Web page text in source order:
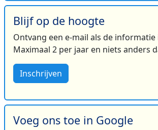
Blijf op de hoogte
Ontvang een e-mail als de
Maximaal 2 per jaar en niets anders
Inschrijven
Voeg ons toe in Google